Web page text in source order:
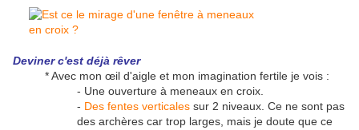
Deviner c'est déjà rêver
* Avec mon œil d'aigle et mon imagination fertile je vois :
- Une ouverture à meneaux en croix.
- Des fentes verticales sur 2 niveaux. Ce ne sont pas
des archères car trop larges, mais je doute que ce